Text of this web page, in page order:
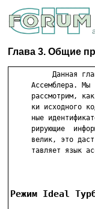
Глава 3. Общие
Данная
Ассемблера. Мы
рассмотрим,
ки исходного
ные
рирующие
велик, это
тавляет язык
Режим Ideal